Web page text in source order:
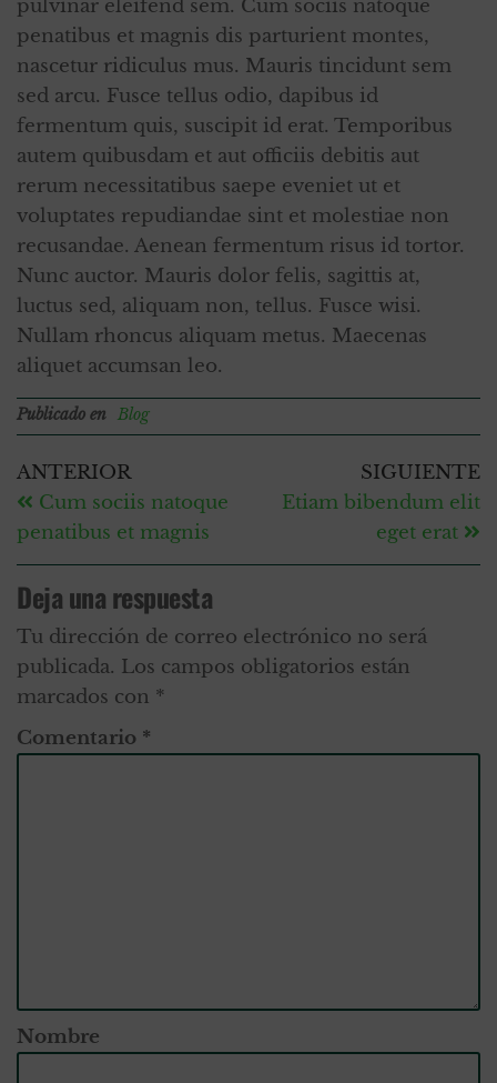
pulvinar eleifend sem. Cum sociis natoque
penatibus et magnis dis parturient montes,
nascetur ridiculus mus. Mauris tincidunt sem
sed arcu. Fusce tellus odio, dapibus id
fermentum quis, suscipit id erat. Temporibus
autem quibusdam et aut officiis debitis aut
rerum necessitatibus saepe eveniet ut et
voluptates repudiandae sint et molestiae non
recusandae. Aenean fermentum risus id tortor.
Nunc auctor. Mauris dolor felis, sagittis at,
luctus sed, aliquam non, tellus. Fusce wisi.
Nullam rhoncus aliquam metus. Maecenas
aliquet accumsan leo.
Publicado en Blog
ANTERIOR
Cum sociis natoque
penatibus et magnis
SIGUIENTE
Etiam bibendum elit
eget erat
Deja una respuesta
Tu dirección de correo electrónico no será
publicada. Los campos obligatorios están
marcados con *
Comentario *
Nombre